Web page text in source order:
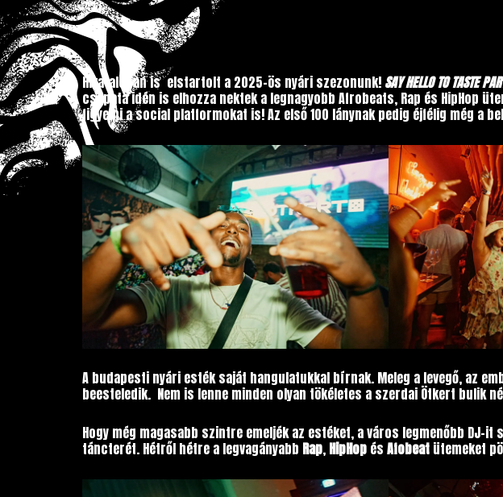
Hivatalosan is elstartolt a 2025-ös nyári szezonunk! SAY HELLO TO TASTE
csapata idén is elhozza nektek a legnagyobb Afrobeats, Rap és HipHop
figyelni a social platformokat is! Az első 100 lánynak pedig éjfélig még a
A budapesti nyári esték saját hangulatukkal bírnak. Meleg a levegő, az
beesteledik. Nem is lenne minden olyan tökéletes a szerdai Ötkert bulik
Hogy még magasabb szintre emeljék az estéket, a város legmenőbb DJ-it
táncterét. Hétről hétre a legvagányabb Rap, HipHop és Afobeat ütemeket